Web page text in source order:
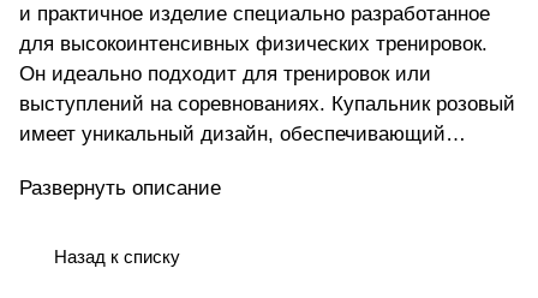
и практичное изделие специально разработанное
для высокоинтенсивных физических тренировок.
Он идеально подходит для тренировок или
выступлений на соревнованиях. Купальник розовый
имеет уникальный дизайн, обеспечивающий
высококачественных материалов, который
позволяя коже дышать и впитывать влагу.
Развернуть описание
Назад к списку